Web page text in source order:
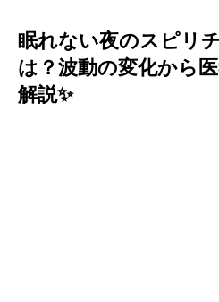
眠れない夜のスピリ
は？波動の変化から
解説✨